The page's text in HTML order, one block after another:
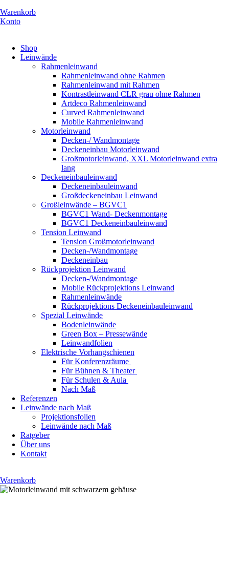
Warenkorb
Konto
Shop
Leinwände
Rahmenleinwand
Rahmenleinwand ohne Rahmen
Rahmenleinwand mit Rahmen
Kontrastleinwand CLR grau ohne Rahmen
Artdeco Rahmenleinwand
Curved Rahmenleinwand
Mobile Rahmenleinwand
Motorleinwand
Decken-/ Wandmontage
Deckeneinbau Motorleinwand
Großmotorleinwand, XXL Motorleinwand extra
lang
Deckeneinbauleinwand
Deckeneinbauleinwand
Großdeckeneinbau Leinwand
Großleinwände – BGVC1
BGVC1 Wand- Deckenmontage
BGVC1 Deckeneinbauleinwand
Tension Leinwand
Tension Großmotorleinwand
Decken-/Wandmontage
Deckeneinbau
Rückprojektion Leinwand
Decken-/Wandmontage
Mobile Rückprojektions Leinwand
Rahmenleinwände
Rückprojektions Deckeneinbauleinwand
Spezial Leinwände
Bodenleinwände
Green Box – Pressewände
Leinwandfolien
Elektrische Vorhangschienen
Für Konferenzräume
Für Bühnen & Theater
Für Schulen & Aula
Nach Maß
Referenzen
Leinwände nach Maß
Projektionsfolien
Leinwände nach Maß
Ratgeber
Über uns
Kontakt
Warenkorb